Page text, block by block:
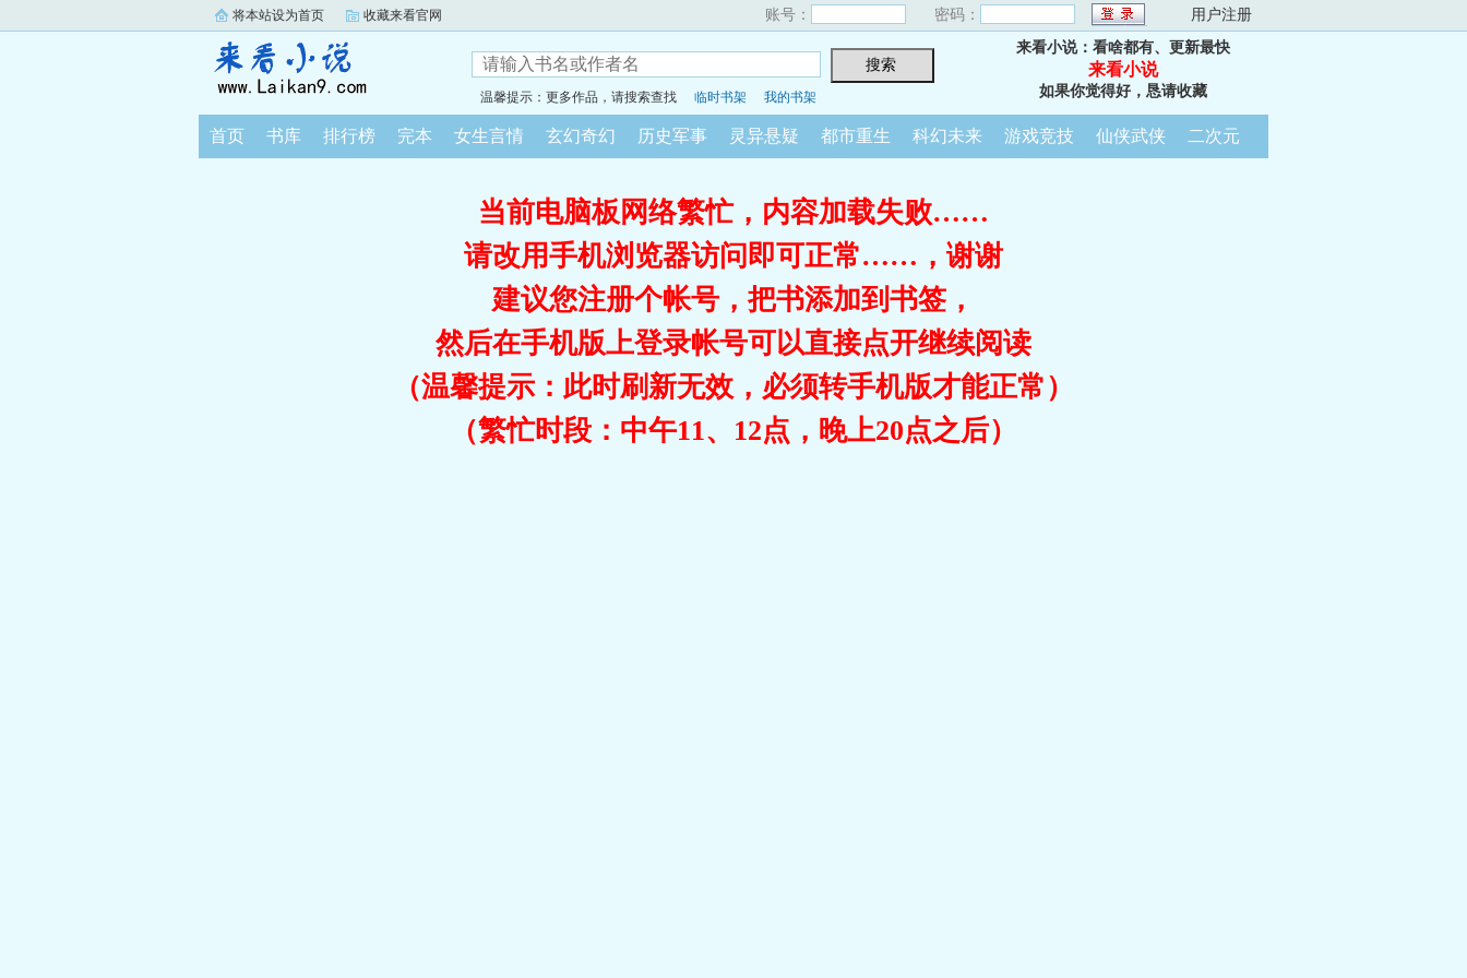
将本站设为首页 收藏来看官网 账号： 密码： 用户注册
温馨提示：更多作品，请搜索查找 临时书架 我的书架
来看小说：看啥都有、更新最快
来看小说
如果你觉得好，恳请收藏
首页 书库 排行榜 完本 女生言情 玄幻奇幻 历史军事 灵异悬疑 都市重生 科幻未来 游戏竞技 仙侠武侠 二次元
当前电脑板网络繁忙，内容加载失败……
请改用手机浏览器访问即可正常……，谢谢
建议您注册个帐号，把书添加到书签，
然后在手机版上登录帐号可以直接点开继续阅读
（温馨提示：此时刷新无效，必须转手机版才能正常）
（繁忙时段：中午11、12点，晚上20点之后）